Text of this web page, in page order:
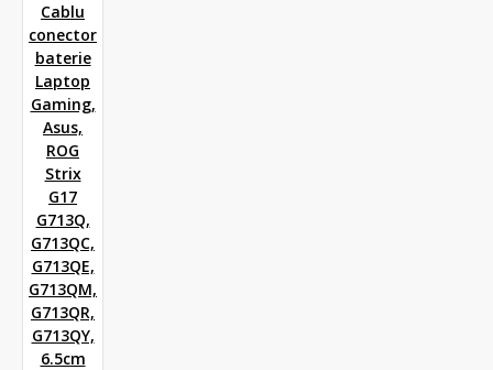
Cablu
conector
baterie
Laptop
Gaming,
Asus,
ROG
Strix
G17
G713Q,
G713QC,
G713QE,
G713QM,
G713QR,
G713QY,
6.5cm